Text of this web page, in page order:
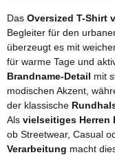
Das Oversized T-Shirt
Begleiter für den
überzeugt es mit
für warme Tage und
Brandname-Detail mit
modischen Akzent,
der klassische
Als vielseitiges Herren
ob Streetwear, Casual
Verarbeitung macht